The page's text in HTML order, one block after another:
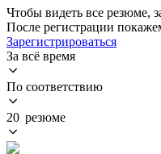
Чтобы видеть все резюме,
После регистрации
Зарегистрироваться
За всё время
По соответствию
20 резюме